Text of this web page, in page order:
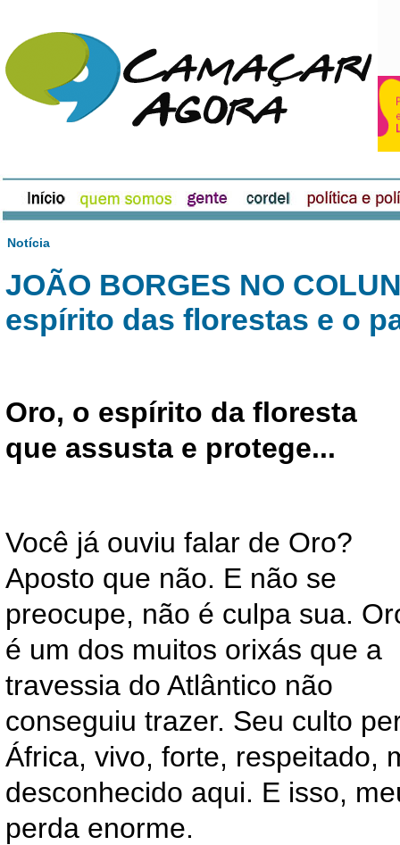
Notícia
JOÃO BORGES NO
espírito das florestas e o
Oro, o espírito da floresta
que assusta e protege...
Você já ouviu falar de Oro?
Aposto que não. E não se
preocupe, não é culpa sua.
é um dos muitos orixás que a
travessia do Atlântico não
conseguiu trazer. Seu culto
África, vivo, forte, respeitado,
desconhecido aqui. E isso,
perda enorme.